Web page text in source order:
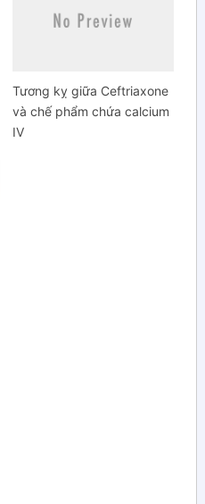
Tương kỵ giữa Ceftriaxone
và chế phẩm chứa calcium
IV